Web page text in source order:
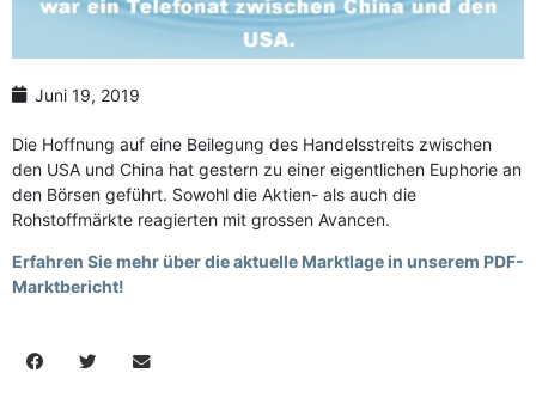
Juni 19, 2019
Die Hoffnung auf eine Beilegung des Handelsstreits zwischen
den USA und China hat gestern zu einer eigentlichen Euphorie an
den Börsen geführt. Sowohl die Aktien- als auch die
Rohstoffmärkte reagierten mit grossen Avancen.
Erfahren Sie mehr über die aktuelle Marktlage in unserem PDF-
Marktbericht!